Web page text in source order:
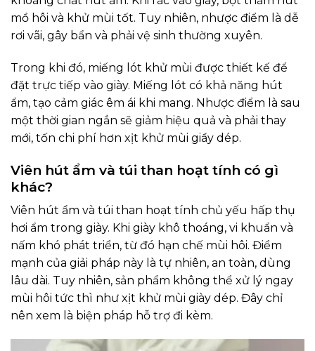
mồ hôi và khử mùi tốt. Tuy nhiên, nhược điểm là dễ
rơi vãi, gây bẩn và phải vệ sinh thường xuyên.
Trong khi đó, miếng lót khử mùi được thiết kế để
đặt trực tiếp vào giày. Miếng lót có khả năng hút
ẩm, tạo cảm giác êm ái khi mang. Nhược điểm là sau
một thời gian ngắn sẽ giảm hiệu quả và phải thay
mới, tốn chi phí hơn xịt khử mùi giầy dép.
Viên hút ẩm và túi than hoạt tính có gì
khác?
Viên hút ẩm và túi than hoạt tính chủ yếu hấp thụ
hơi ẩm trong giày. Khi giày khô thoáng, vi khuẩn và
nấm khó phát triển, từ đó hạn chế mùi hôi. Điểm
mạnh của giải pháp này là tự nhiên, an toàn, dùng
lâu dài. Tuy nhiên, sản phẩm không thể xử lý ngay
mùi hôi tức thì như xịt khử mùi giày dép. Đây chỉ
nên xem là biện pháp hỗ trợ đi kèm.